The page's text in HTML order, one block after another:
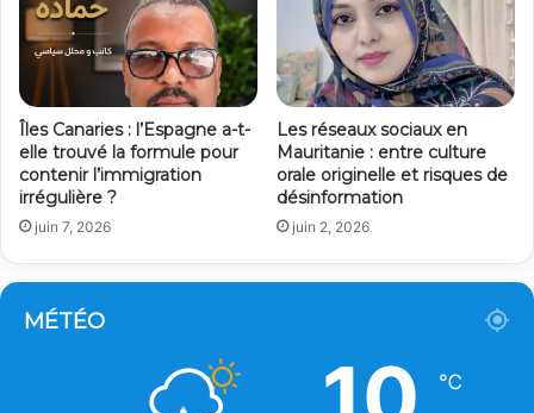
Îles Canaries : l’Espagne a-t-
elle trouvé la formule pour
contenir l’immigration
irrégulière ?
juin 7, 2026
Les réseaux sociaux en
Mauritanie : entre culture
orale originelle et risques de
désinformation
juin 2, 2026
MÉTÉO
℃